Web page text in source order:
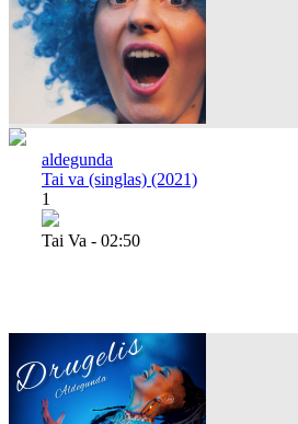
aldegunda
Tai va (singlas) (2021)
1
Tai Va - 02:50